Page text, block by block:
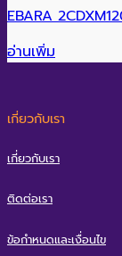
EBARA
อ่านเพิ่ม
เกี่ยวกับเรา
เกี่ยวกับเรา
ติดต่อเรา
ข้อกำหนดและเงื่อนไข